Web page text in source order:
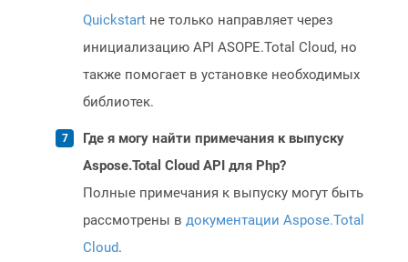
Quickstart не только направляет через
инициализацию API ASOPE.Total Cloud, но
также помогает в установке необходимых
библиотек.
Где я могу найти примечания к выпуску
Aspose.Total Cloud API для Php?
Полные примечания к выпуску могут быть
рассмотрены в документации Aspose.Total
Cloud.